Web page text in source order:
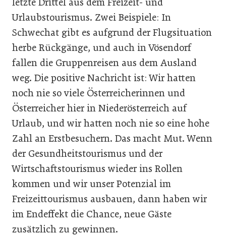
letzte Drittel aus dem Freizeit- und
Urlaubstourismus. Zwei Beispiele: In
Schwechat gibt es aufgrund der Flugsituation
herbe Rückgänge, und auch in Vösendorf
fallen die Gruppenreisen aus dem Ausland
weg. Die positive Nachricht ist: Wir hatten
noch nie so viele Österreicherinnen und
Österreicher hier in Niederösterreich auf
Urlaub, und wir hatten noch nie so eine hohe
Zahl an Erstbesuchern. Das macht Mut. Wenn
der Gesundheitstourismus und der
Wirtschaftstourismus wieder ins Rollen
kommen und wir unser Potenzial im
Freizeittourismus ausbauen, dann haben wir
im Endeffekt die Chance, neue Gäste
zusätzlich zu gewinnen.